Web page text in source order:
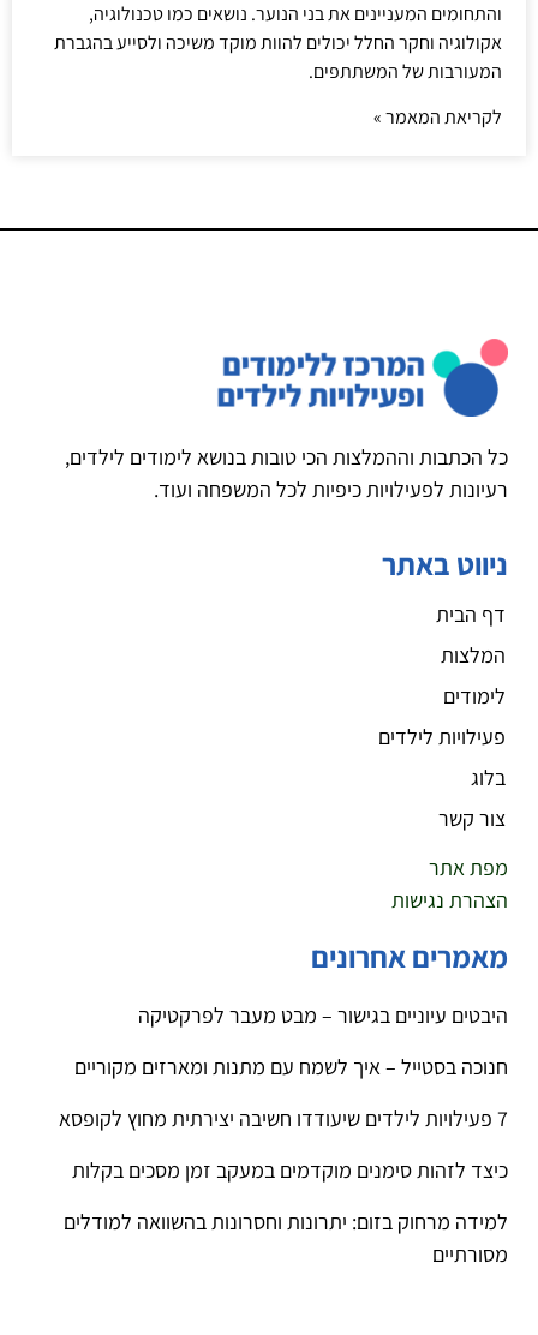
והתחומים המעניינים את בני הנוער. נושאים כמו טכנולוגיה,
אקולוגיה וחקר החלל יכולים להוות מוקד משיכה ולסייע בהגברת
המעורבות של המשתתפים.
לקריאת המאמר »
כל הכתבות וההמלצות הכי טובות בנושא לימודים לילדים,
רעיונות לפעילויות כיפיות לכל המשפחה ועוד.
ניווט באתר
דף הבית
המלצות
לימודים
פעילויות לילדים
בלוג
צור קשר
מפת אתר
הצהרת נגישות
מאמרים אחרונים
היבטים עיוניים בגישור – מבט מעבר לפרקטיקה
חנוכה בסטייל – איך לשמח עם מתנות ומארזים מקוריים
7 פעילויות לילדים שיעודדו חשיבה יצירתית מחוץ לקופסא
כיצד לזהות סימנים מוקדמים במעקב זמן מסכים בקלות
למידה מרחוק בזום: יתרונות וחסרונות בהשוואה למודלים
מסורתיים